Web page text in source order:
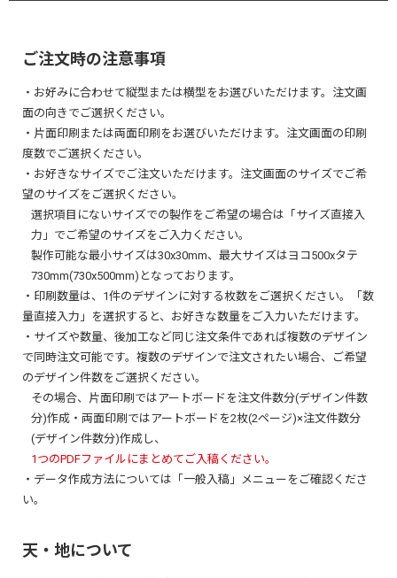
ご注文時の注意事項
・お好みに合わせて縦型または横型をお選びいただけます。注文画
面の向きでご選択ください。
・片面印刷または両面印刷をお選びいただけます。注文画面の印刷
度数でご選択ください。
・お好きなサイズでご注文いただけます。注文画面のサイズでご希
望のサイズをご選択ください。
選択項目にないサイズでの製作をご希望の場合は「サイズ直接入
力」でご希望のサイズをご入力ください。
製作可能な最小サイズは30x30mm、最大サイズはヨコ500xタテ
730mm(730x500mm)となっております。
・印刷数量は、1件のデザインに対する枚数をご選択ください。「数
量直接入力」を選択すると、お好きな数量をご入力いただけます。
・サイズや数量、後加工など同じ注文条件であれば複数のデザイン
で同時注文可能です。複数のデザインで注文されたい場合、ご希望
のデザイン件数をご選択ください。
その場合、片面印刷ではアートボードを注文件数分(デザイン件数
分)作成・両面印刷ではアートボードを2枚(2ページ)×注文件数分
(デザイン件数分)作成し、
1つのPDFファイルにまとめてご入稿ください。
・データ作成方法については「一般入稿」メニューをご確認くださ
い。
天・地について